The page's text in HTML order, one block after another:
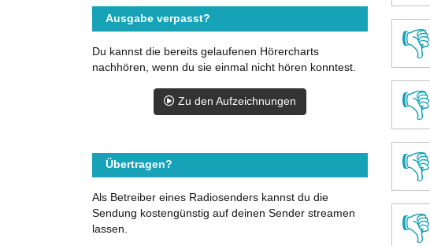
👎
👎
👎
👎
Ausgabe verpasst?
Du kannst die bereits gelaufenen Hörercharts
nachhören, wenn du sie einmal nicht hören konntest.
Zu den Aufzeichnungen
Übertragen?
Als Betreiber eines Radiosenders kannst du die
Sendung kostengünstig auf deinen Sender streamen
lassen.